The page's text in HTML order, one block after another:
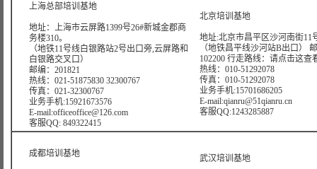
上海总部培训基地
地址：上海市云屏路1399号26#新城金郡商
务楼310。
（地铁11号线白银路站2号出口旁,云屏路和
白银路交叉口）
邮编：201821
热线：021-51875830 32300767
传真：021-32300767
业务手机:15921673576
E-mail:officeoffice@126.com
客服QQ: 849322415
北京培训基地
地址:北京市昌平区沙河南街11
（地铁昌平线沙河站B出口）
102200 行走路线： 请点击这查
热线：010-51292078
传真：010-51292078
业务手机:15701686205
E-mail:qianru@51qianru.cn
客服QQ:1243285887
成都培训基地 武汉培训基地